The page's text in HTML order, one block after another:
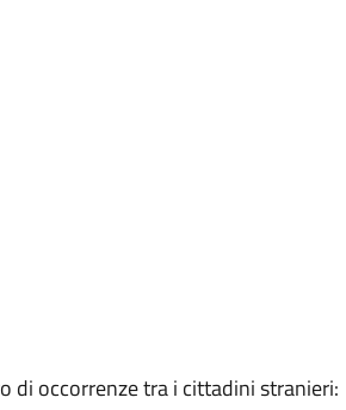
di occorrenze tra i cittadini stranieri: